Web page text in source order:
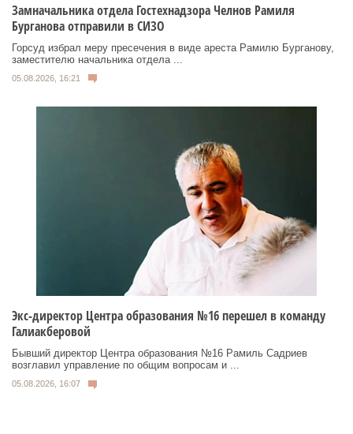
Замначальника отдела Гостехнадзора Челнов Рамиля
Бурганова отправили в СИЗО
Горсуд избрал меру пресечения в виде ареста Рамилю Бурганову,
заместителю начальника отдела ...
05.08.2026, 16:21
Экс-директор Центра образования №16 перешел в команду
Галиакберовой
Бывший директор Центра образования №16 Рамиль Садриев
возглавил управление по общим вопросам и ...
05.08.2026, 16:07